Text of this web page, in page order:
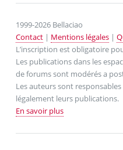
1999-2026 Bellaciao
Contact| Mentions légales|
L’inscription est obligatoire
Les publications dans les
de forums sont modérés a
Les auteurs sont
légalement leurs publications.
En savoir plus